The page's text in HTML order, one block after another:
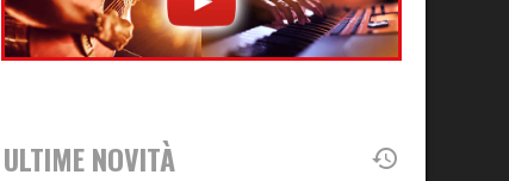
ULTIME NOVITÀ